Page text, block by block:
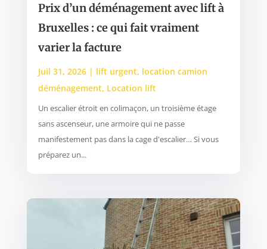
Prix d’un déménagement avec lift à
Bruxelles : ce qui fait vraiment
varier la facture
Juil 31, 2026| lift urgent, location camion
déménagement, Location lift
Un escalier étroit en colimaçon, un troisième étage
sans ascenseur, une armoire qui ne passe
manifestement pas dans la cage d'escalier… Si vous
préparez un...